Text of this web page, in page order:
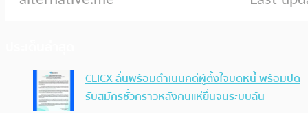
CLICX ลั่นพร้อมดำเนินคดีผู้ตั้งใจบิดหนี้ พร้อมปิด
รับสมัครชั่วคราวหลังคนแห่ยื่นจนระบบล้น